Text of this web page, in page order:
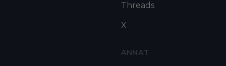
Threads
X
ANNAT